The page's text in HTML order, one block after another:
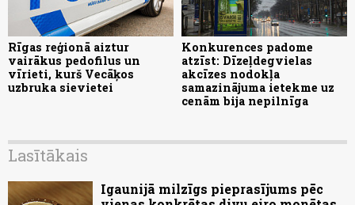
Rīgas reģionā aiztur
vairākus pedofilus un
vīrieti, kurš Vecāķos
uzbruka sievietei
Konkurences padome
atzīst: Dīzeļdegvielas
akcīzes nodokļa
samazinājuma ietekme uz
cenām bija nepilnīga
Lasītākais
Igaunijā milzīgs pieprasījums pēc